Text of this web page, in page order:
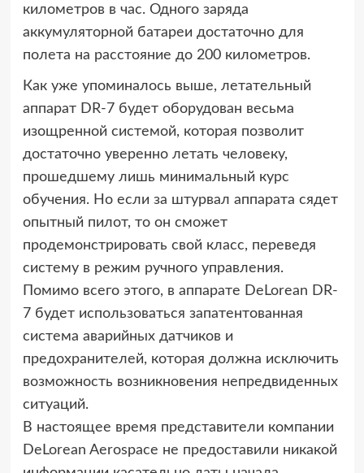
километров в час. Одного заряда
аккумуляторной батареи достаточно для
полета на расстояние до 200 километров.
Как уже упоминалось выше, летательный
аппарат DR-7 будет оборудован весьма
изощренной системой, которая позволит
достаточно уверенно летать человеку,
прошедшему лишь минимальный курс
обучения. Но если за штурвал аппарата сядет
опытный пилот, то он сможет
продемонстрировать свой класс, переведя
систему в режим ручного управления.
Помимо всего этого, в аппарате DeLorean DR-
7 будет использоваться запатентованная
система аварийных датчиков и
предохранителей, которая должна исключить
возможность возникновения непредвиденных
ситуаций.
В настоящее время представители компании
DeLorean Aerospace не предоставили никакой